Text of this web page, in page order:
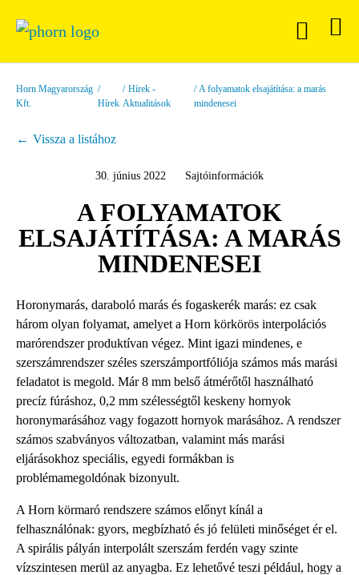
Horn Magyarország
Kft.
Hírek
Hírek -
Aktualitások
A folyamatok elsajátítása: a marás
mindenesei
Vissza a listához
30. június 2022 Sajtóinformációk
A FOLYAMATOK
ELSAJÁTÍTÁSA: A MARÁS
MINDENESEI
Horonymarás, daraboló marás és fogaskerék marás: ez csak
három olyan folyamat, amelyet a Horn körkörös interpolációs
marórendszer produktívan végez. Mint igazi mindenes, e
szerszámrendszer széles szerszámportfóliója számos más marási
feladatot is megold. Már 8 mm belső átmérőtől használható
precíz fúráshoz, 0,2 mm szélességtől keskeny hornyok
horonymarásához vagy fogazott hornyok marásához. A rendszer
számos szabványos változatban, valamint más marási
eljárásokhoz speciális, egyedi formákban is
problémamegoldónak bizonyult.
A Horn körmaró rendszere számos előnyt kínál a
felhasználónak: gyors, megbízható és jó felületi minőséget ér el.
A spirális pályán interpolált szerszám ferdén vagy szinte
vízszintesen merül az anyagba. Ez lehetővé teszi például, hogy a